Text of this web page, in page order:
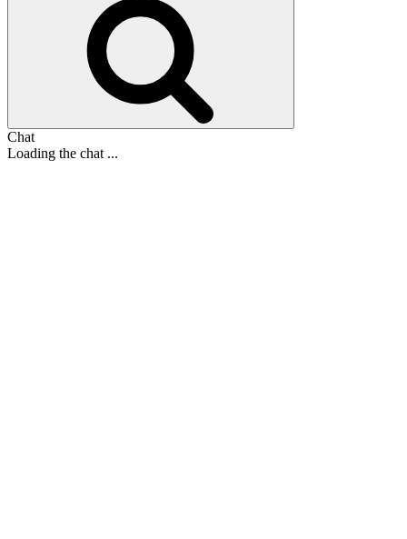
Chat
Loading the chat ...